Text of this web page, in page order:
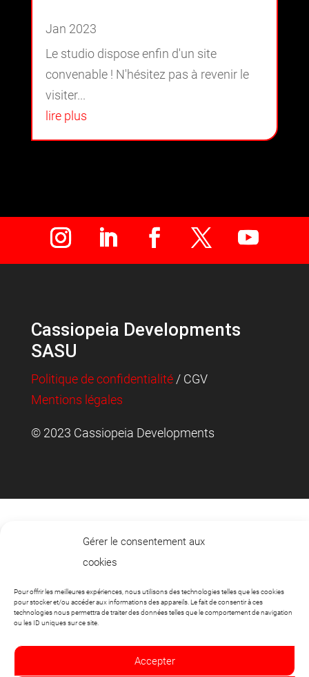
Gérer le consentement aux
cookies
Pour offrir les meilleures expériences, nous utilisons des technologies telles que les cookies
pour stocker et/ou accéder aux informations des appareils. Le fait de consentir à ces
technologies nous permettra de traiter des données telles que le comportement de navigation
ou les ID uniques sur ce site.
Accepter
Jan 2023
Le studio dispose enfin d'un site
convenable ! N'hésitez pas à revenir le
visiter...
lire plus
Cassiopeia Developments
SASU
Politique de confidentialité/ CGV
Mentions légales
© 2023 Cassiopeia Developments